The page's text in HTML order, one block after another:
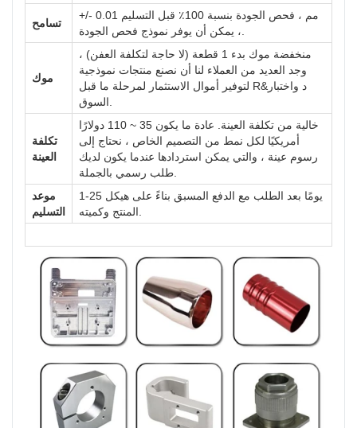
تسامح
+/- 0.01 مم ، فحص الجودة بنسبة 100٪ قبل التسليم
، يمكن أن يوفر نموذج فحص الجودة.
موك
منخفضة موك بدء 1 قطعة (لا حاجة لتكلفة العفن) ،
وجد العديد من العملاء لنا أن نصنع منتجات نموذجية
لتوفير أموال الاستثمار لمرحلة ما قبل R&د واختبار
السوق.
تكلفة
العينة
خالية من تكلفة العينة. عادة ما يكون 35 ~ 110 دولارًا
أمريكيًا لكل نمط من التصميم الخاص ، نحتاج إلى
رسوم عينة ، والتي يمكن استردادها عندما يكون لديك
طلب رسمي بالجملة.
موعد
التسليم
1-25 يومًا بعد الطلب مع الدفع المسبق بناءً على هيكل
المنتج وكميته.